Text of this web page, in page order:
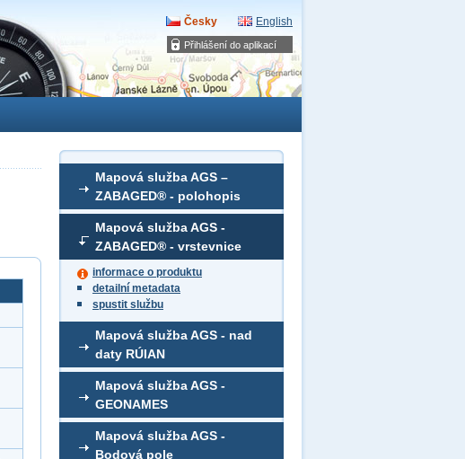
Přihlášení do aplikací
Česky English
Mapová služba AGS –
ZABAGED® - polohopis
Mapová služba AGS -
ZABAGED® - vrstevnice
informace o produktu
detailní metadata
spustit službu
Mapová služba AGS - nad
daty RÚIAN
Mapová služba AGS -
GEONAMES
Mapová služba AGS -
Bodová pole